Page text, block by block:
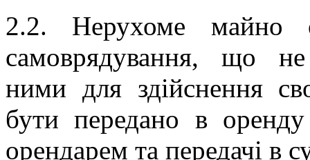
2.2. Нерухоме майно
самоврядування, що не
ними для здійснення
бути передано в
орендарем та передачі в